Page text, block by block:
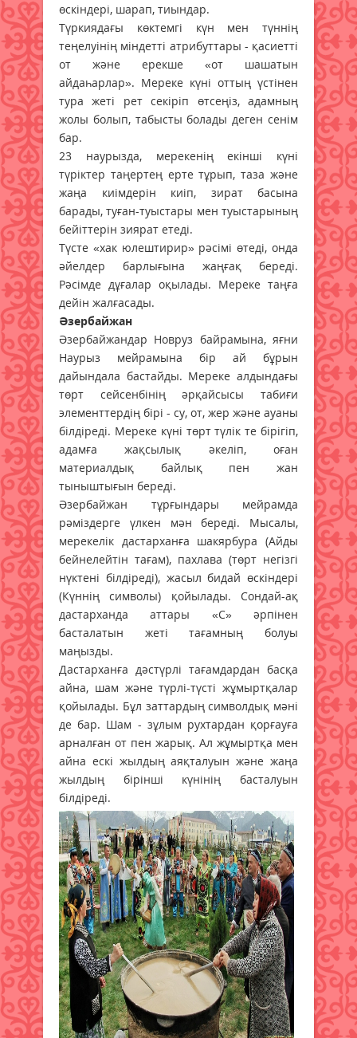
өскіндері, шарап, тиындар.
Түркиядағы көктемгі күн мен түннің
теңелуінің міндетті атрибуттары - қасиетті
от және ерекше «от шашатын
айдаһарлар». Мереке күні оттың үстінен
тура жеті рет секіріп өтсеңіз, адамның
жолы болып, табысты болады деген сенім
бар.
23 наурызда, мерекенің екінші күні
түріктер таңертең ерте тұрып, таза және
жаңа киімдерін киіп, зират басына
барады, туған-туыстары мен туыстарының
бейіттерін зиярат етеді.
Түсте «хак юлештирир» рәсімі өтеді, онда
әйелдер барлығына жаңғақ береді.
Рәсімде дұғалар оқылады. Мереке таңға
дейін жалғасады.
Әзербайжан
Әзербайжандар Новруз байрамына, яғни
Наурыз мейрамына бір ай бұрын
дайындала бастайды. Мереке алдындағы
төрт сейсенбінің әрқайсысы табиғи
элементтердің бірі - су, от, жер және ауаны
білдіреді. Мереке күні төрт түлік те бірігіп,
адамға жақсылық әкеліп, оған
материалдық байлық пен жан
тыныштығын береді.
Әзербайжан тұрғындары мейрамда
рәміздерге үлкен мән береді. Мысалы,
мерекелік дастарханға шакярбура (Айды
бейнелейтін тағам), пахлава (төрт негізгі
нүктені білдіреді), жасыл бидай өскіндері
(Күннің символы) қойылады. Сондай-ақ
дастарханда аттары «С» әрпінен
басталатын жеті тағамның болуы
маңызды.
Дастарханға дәстүрлі тағамдардан басқа
айна, шам және түрлі-түсті жұмыртқалар
қойылады. Бұл заттардың символдық мәні
де бар. Шам - зұлым рухтардан қорғауға
арналған от пен жарық. Ал жұмыртқа мен
айна ескі жылдың аяқталуын және жаңа
жылдың бірінші күнінің басталуын
білдіреді.